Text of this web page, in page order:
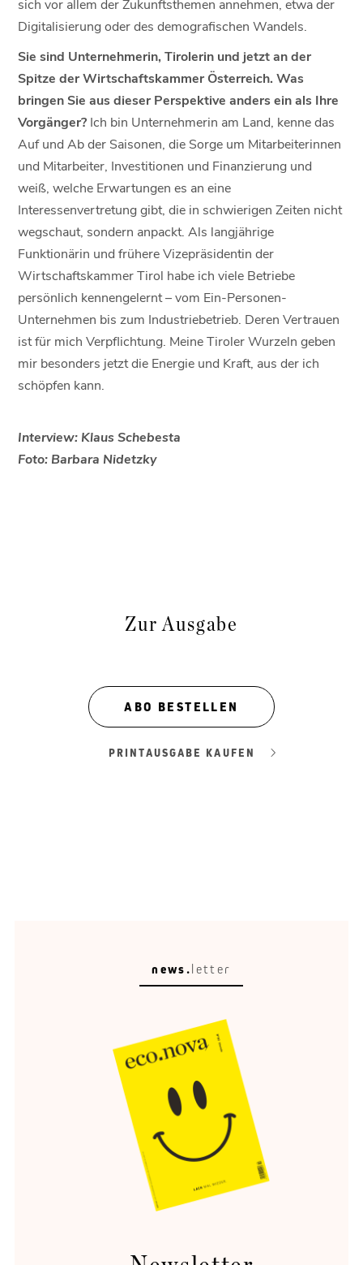
sich vor allem der Zukunftsthemen annehmen, etwa der
Digitalisierung oder des demografischen Wandels.
Sie sind Unternehmerin, Tirolerin und jetzt an der
Spitze der Wirtschaftskammer Österreich. Was
bringen Sie aus dieser Perspektive anders ein als Ihre
Vorgänger? Ich bin Unternehmerin am Land, kenne das
Auf und Ab der Saisonen, die Sorge um Mitarbeiterinnen
und Mitarbeiter, Investitionen und Finanzierung und
weiß, welche Erwartungen es an eine
Interessenvertretung gibt, die in schwierigen Zeiten nicht
wegschaut, sondern anpackt. Als langjährige
Funktionärin und frühere Vizepräsidentin der
Wirtschaftskammer Tirol habe ich viele Betriebe
persönlich kennengelernt – vom Ein-Personen-
Unternehmen bis zum Industriebetrieb. Deren Vertrauen
ist für mich Verpflichtung. Meine Tiroler Wurzeln geben
mir besonders jetzt die Energie und Kraft, aus der ich
schöpfen kann.
Interview: Klaus Schebesta
Foto: Barbara Nidetzky
Zur Ausgabe
ABO BESTELLEN
PRINTAUSGABE KAUFEN
Gescheiter(t)
Was vom Start-up-Traum übrig blieb.
news.letter